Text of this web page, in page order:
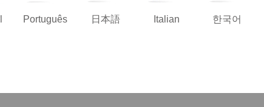
Português 日本語 Italian 한국어